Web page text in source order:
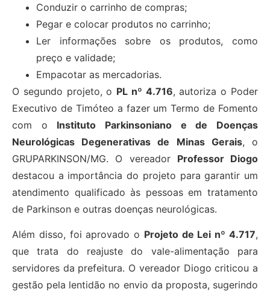
Conduzir o carrinho de compras;
Pegar e colocar produtos no carrinho;
Ler informações sobre os produtos, como
preço e validade;
Empacotar as mercadorias.
O segundo projeto, o PL nº 4.716, autoriza o Poder
Executivo de Timóteo a fazer um Termo de Fomento
com o Instituto Parkinsoniano e de Doenças
Neurológicas Degenerativas de Minas Gerais, o
GRUPARKINSON/MG. O vereador Professor Diogo
destacou a importância do projeto para garantir um
atendimento qualificado às pessoas em tratamento
de Parkinson e outras doenças neurológicas.
Além disso, foi aprovado o Projeto de Lei nº 4.717,
que trata do reajuste do vale-alimentação para
servidores da prefeitura. O vereador Diogo criticou a
gestão pela lentidão no envio da proposta, sugerindo